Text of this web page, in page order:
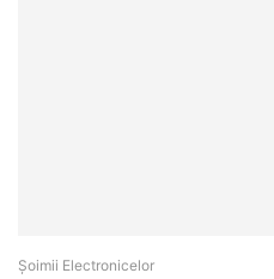
Șoimii Electronicelor